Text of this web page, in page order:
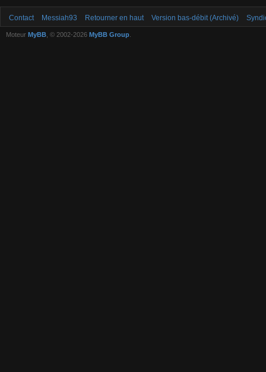
Contact Messiah93 Retourner en haut Version bas-débit (Archivé)
Moteur MyBB , © 2002-2026 MyBB Group